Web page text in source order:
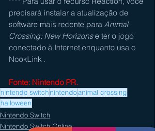
precisará instalar a atualização de
software mais recente para Animal
Crossing: New Horizons e ter o jogo
conectado à Internet enquanto usa o
NookLink .
Fonte: Nintendo PR.
nintendo switch nintendoanimal crossing
halloween
Nintendo Switch
Nintendo Switch Online